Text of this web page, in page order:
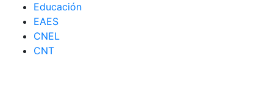
Educación
EAES
CNEL
CNT